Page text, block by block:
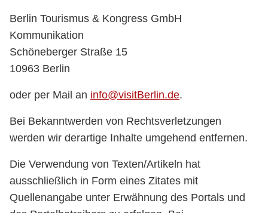
Berlin Tourismus & Kongress GmbH
Kommunikation
Schöneberger Straße 15
10963 Berlin
oder per Mail an info@visitBerlin.de.
Bei Bekanntwerden von Rechtsverletzungen
werden wir derartige Inhalte umgehend entfernen.
Die Verwendung von Texten/Artikeln hat
ausschließlich in Form eines Zitates mit
Quellenangabe unter Erwähnung des Portals und